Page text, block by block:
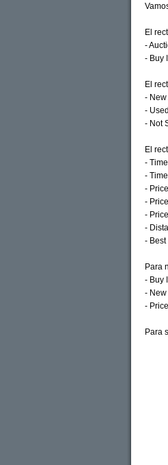
El
-
- Buy
El
-
-
- Not
El
-
-
-
-
-
-
-
Para
- Buy
- New
-
Para